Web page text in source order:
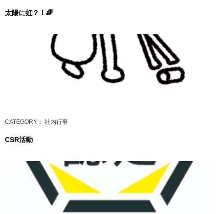
太陽に虹？！🌈
CATEGORY ： 社内行事
CSR活動